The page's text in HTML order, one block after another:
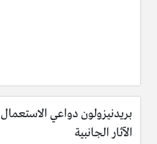
بريدنيزولون دواعي الاستعمال
الآثار الجانبية